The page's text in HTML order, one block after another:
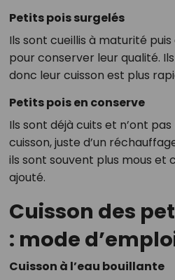
Petits pois surgelés
Ils sont cueillis à maturité
pour conserver leur qualité.
donc leur cuisson est plus
Petits pois en conserve
Ils sont déjà cuits et n’ont
cuisson, juste d’un
ils sont souvent plus mous et
ajouté.
Cuisson des
: mode
Cuisson à l’eau bouillante